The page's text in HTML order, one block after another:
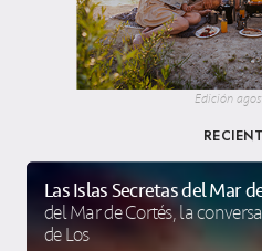
Edición
Las Islas Secretas del Mar
del Mar de Cortés, la
de Los